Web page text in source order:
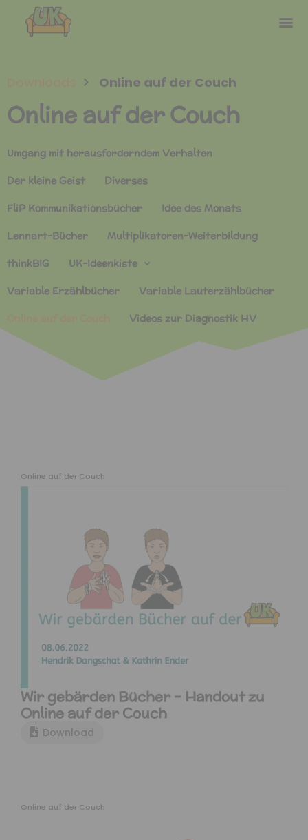
Online auf der Couch
Online auf der Couch
Umgang mit herausforderndem Verhalten
Der kleine Geist
Diverses
FliP Kommunikationsbücher
Idee des Monats
Lennart-Bücher
Multiplikatoren-Weiterbildung
thinkBIG
UK-Ideenkiste
Variable Erzählbücher
Variable Lauterzählbücher
Videos zur Diagnostik HV
Online auf der Couch
Wir gebärden Bücher – Handout zu
Online auf der Couch
Download
Online auf der Couch